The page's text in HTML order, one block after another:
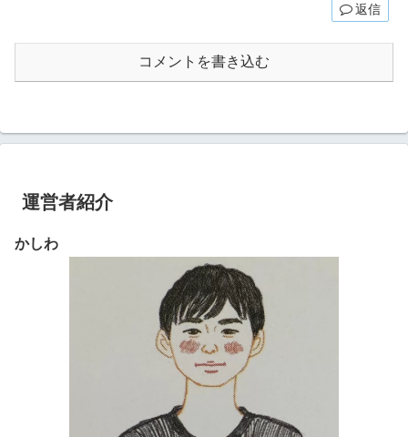
返信
コメントを書き込む
運営者紹介
かしわ